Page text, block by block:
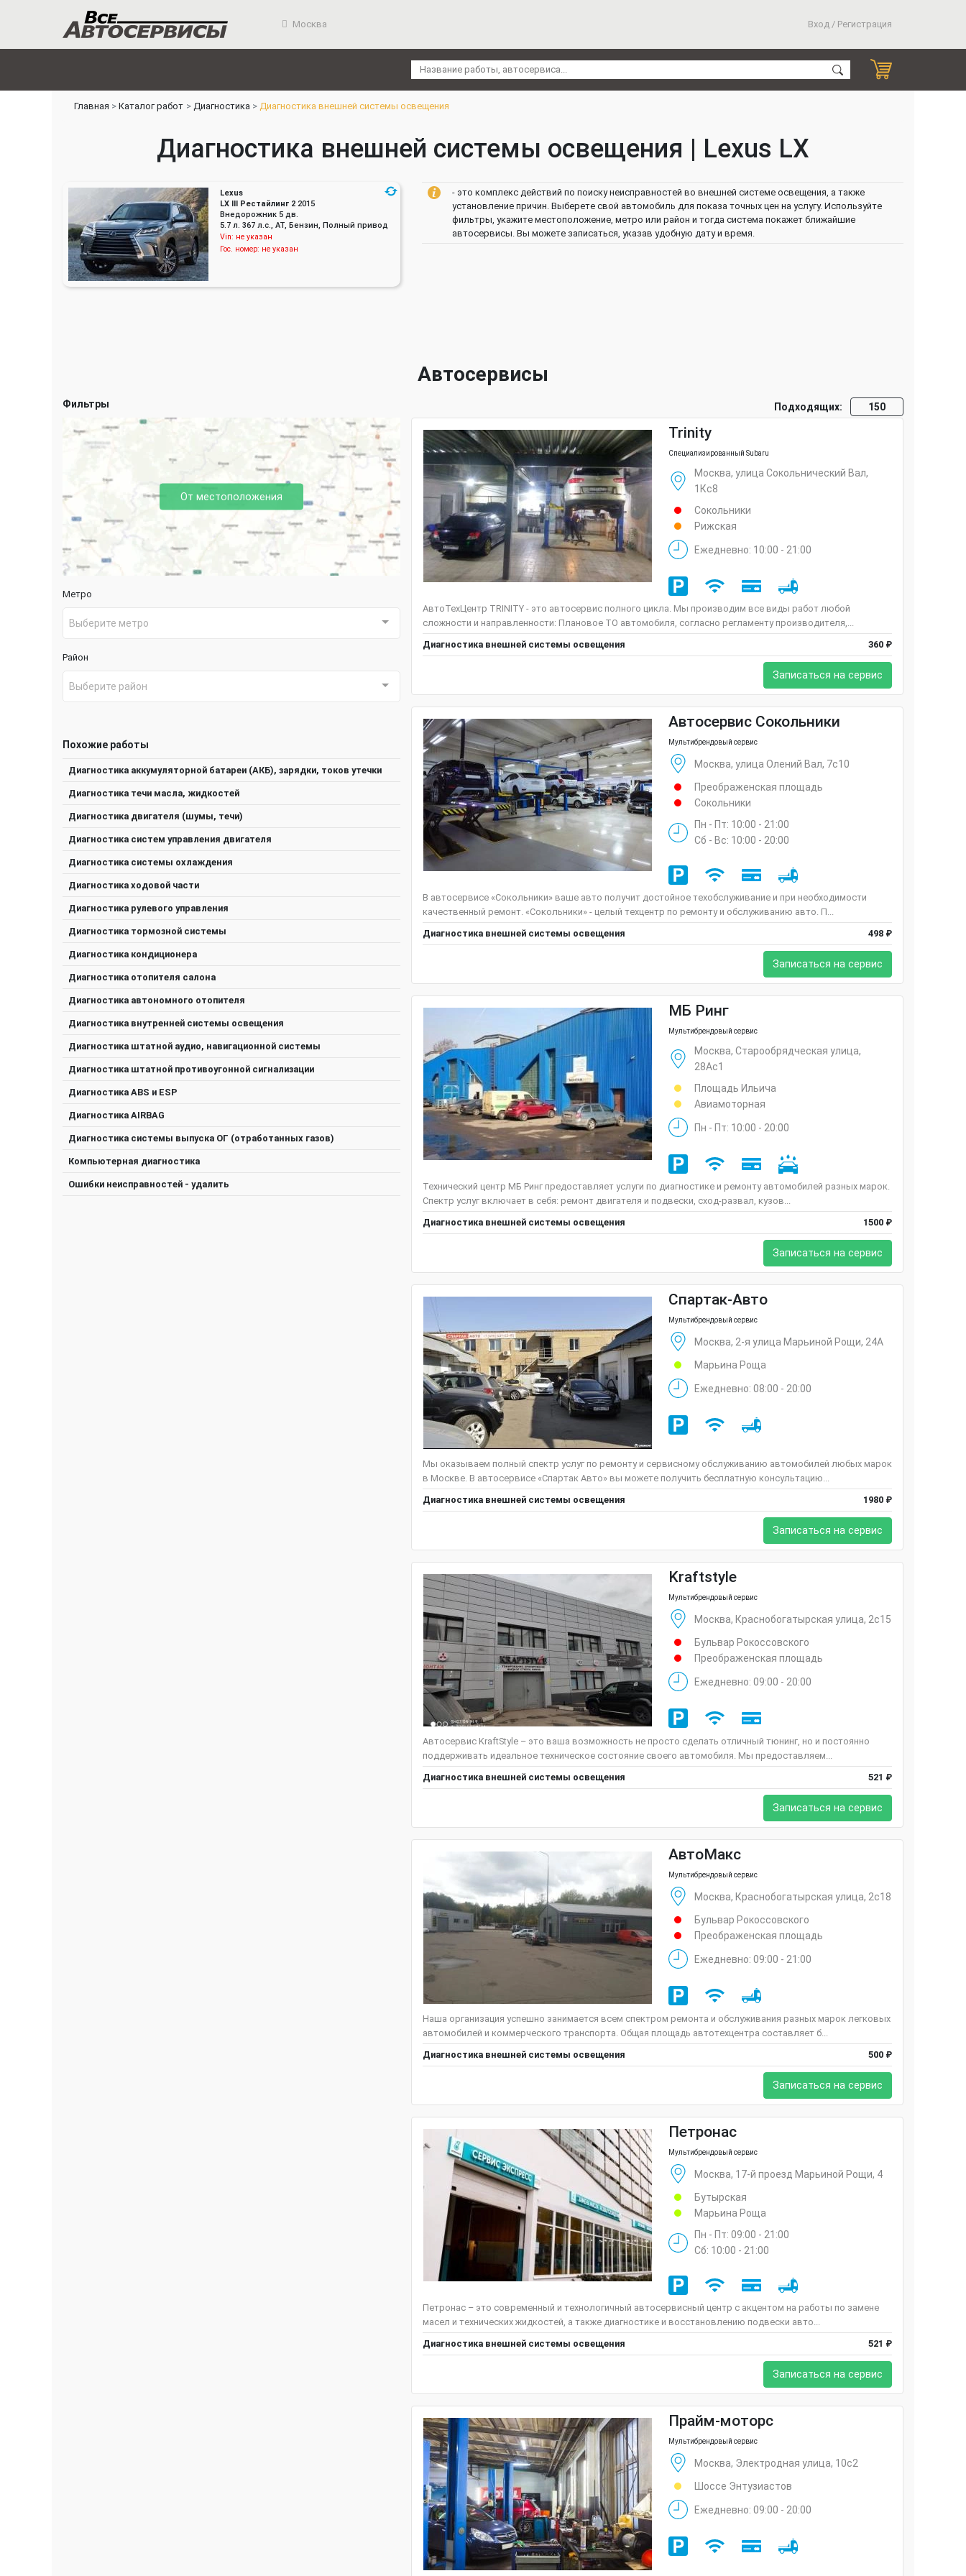
Москва Вход / Регистрация
Главная Каталог работ Диагностика Диагностика внешней системы освещения
Диагностика внешней системы освещения | Lexus LX
Lexus
LX III Рестайлинг 2 2015
Внедорожник 5 дв.
5.7 л. 367 л.с., AT, Бензин, Полный привод
Vin: не указан
Гос. номер: не указан
- это комплекс действий по поиску неисправностей во внешней системе освещения, а также
установление причин. Выберете свой автомобиль для показа точных цен на услугу. Используйте
фильтры, укажите местоположение, метро или район и тогда система покажет ближайшие
автосервисы. Вы можете записаться, указав удобную дату и время.
Автосервисы
Фильтры
От местоположения
Метро
Выберите метро
Район
Выберите район
Похожие работы
Диагностика аккумуляторной батареи (АКБ), зарядки, токов утечки
Диагностика течи масла, жидкостей
Диагностика двигателя (шумы, течи)
Диагностика систем управления двигателя
Диагностика системы охлаждения
Диагностика ходовой части
Диагностика рулевого управления
Диагностика тормозной системы
Диагностика кондиционера
Диагностика отопителя салона
Диагностика автономного отопителя
Диагностика внутренней системы освещения
Диагностика штатной аудио, навигационной системы
Диагностика штатной противоугонной сигнализации
Диагностика ABS и ESP
Диагностика AIRBAG
Диагностика системы выпуска ОГ (отработанных газов)
Компьютерная диагностика
Ошибки неисправностей - удалить
Подходящих: 150
Trinity
Специализированный Subaru
Москва, улица Сокольнический Вал,
1Кс8
Сокольники
Рижская
Ежедневно: 10:00 - 21:00
АвтоТехЦентр TRINITY - это автосервис полного цикла. Мы производим все виды работ любой
сложности и направленности: Плановое ТО автомобиля, согласно регламенту производителя,...
Диагностика внешней системы освещения
360 ₽
Записаться на сервис
Автосервис Сокольники
Мультибрендовый сервис
Москва, улица Олений Вал, 7с10
Преображенская площадь
Сокольники
Пн - Пт: 10:00 - 21:00
Сб - Вс: 10:00 - 20:00
В автосервисе «Сокольники» ваше авто получит достойное техобслуживание и при необходимости
качественный ремонт. «Сокольники» - целый техцентр по ремонту и обслуживанию авто. П...
Диагностика внешней системы освещения
498 ₽
Записаться на сервис
МБ Ринг
Мультибрендовый сервис
Москва, Старообрядческая улица,
28Ас1
Площадь Ильича
Авиамоторная
Пн - Пт: 10:00 - 20:00
Технический центр МБ Ринг предоставляет услуги по диагностике и ремонту автомобилей разных марок.
Спектр услуг включает в себя: ремонт двигателя и подвески, сход-развал, кузов...
Диагностика внешней системы освещения
1500 ₽
Записаться на сервис
Спартак-Авто
Мультибрендовый сервис
Москва, 2-я улица Марьиной Рощи, 24А
Марьина Роща
Ежедневно: 08:00 - 20:00
Мы оказываем полный спектр услуг по ремонту и сервисному обслуживанию автомобилей любых марок
в Москве. В автосервисе «Спартак Авто» вы можете получить бесплатную консультацию...
Диагностика внешней системы освещения
1980 ₽
Записаться на сервис
Kraftstyle
Мультибрендовый сервис
Москва, Краснобогатырская улица, 2с15
Бульвар Рокоссовского
Преображенская площадь
Ежедневно: 09:00 - 20:00
Автосервис KraftStyle – это ваша возможность не просто сделать отличный тюнинг, но и постоянно
поддерживать идеальное техническое состояние своего автомобиля. Мы предоставляем...
Диагностика внешней системы освещения
521 ₽
Записаться на сервис
АвтоМакс
Мультибрендовый сервис
Москва, Краснобогатырская улица, 2с18
Бульвар Рокоссовского
Преображенская площадь
Ежедневно: 09:00 - 21:00
Наша организация успешно занимается всем спектром ремонта и обслуживания разных марок легковых
автомобилей и коммерческого транспорта. Общая площадь автотехцентра составляет б...
Диагностика внешней системы освещения
500 ₽
Записаться на сервис
Петронас
Мультибрендовый сервис
Москва, 17-й проезд Марьиной Рощи, 4
Бутырская
Марьина Роща
Пн - Пт: 09:00 - 21:00
Сб: 10:00 - 21:00
Петронас – это современный и технологичный автосервисный центр с акцентом на работы по замене
масел и технических жидкостей, а также диагностике и восстановлению подвески авто...
Диагностика внешней системы освещения
521 ₽
Записаться на сервис
Прайм-моторс
Мультибрендовый сервис
Москва, Электродная улица, 10с2
Шоссе Энтузиастов
Ежедневно: 09:00 - 20:00